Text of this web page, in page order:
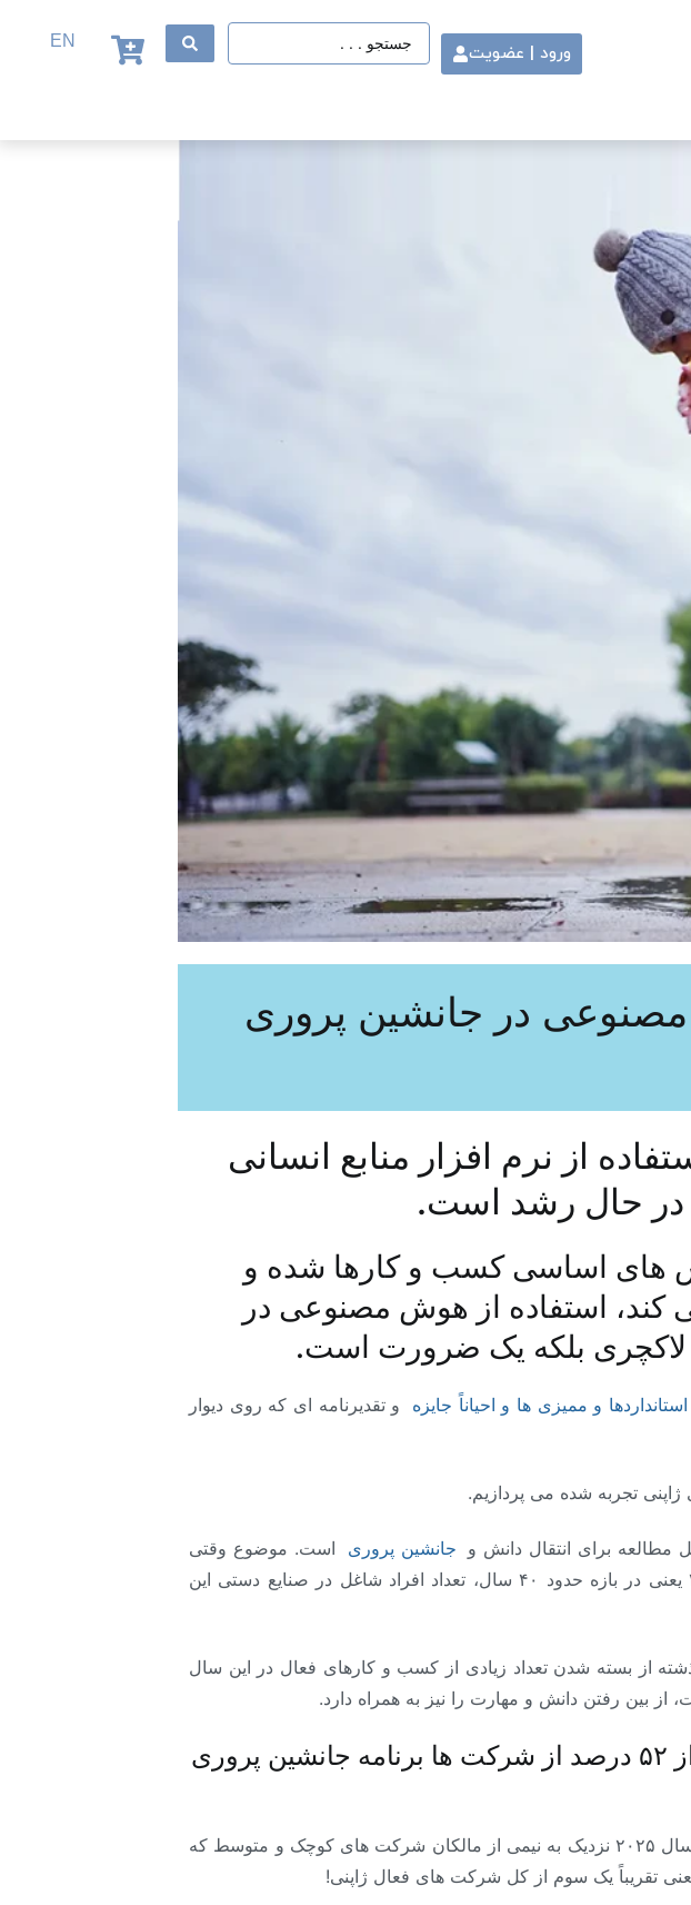
ورود | عضویت
EN
مصنوعی در جانشین پروری
از نرم افزار منابع انسانی
حال رشد است.
های اساسی کسب و کارها شده و
کند، استفاده از هوش مصنوعی در
لاکچری بلکه یک ضرورت است.
و ممیزی ها و احیاناً جایزه
و تقدیرنامه ای که روی دیوار
تجربه شده می پردازیم.
مطالعه برای انتقال دانش و جانشین پروری
است. موضوع وقتی
حیاتی تر می شود که بدانیم طبق گزارش های منتشر شده، از سال ۱۹۸۳ تا ۲۰۱۶ یعنی در بازه حدود ۴۰ سال، تعداد افراد شاغل در صنایع دستی این
از ۲۸۰ هزار نفر به حدود ۶۰ هزار نفر است. گذشته از بسته شدن تعداد زیادی از کسب و کارهای فعال در این سال
بین رفتن دانش و مهارت را نیز به همراه دارد.
بر اساس نتایج تحقیقی که در سال ۲۰۲۴ انجام شد، بیش از ۵۲ درصد از شرکت ها برنامه جانشین پروری
علاوه بر این آژانس کسب و کارهای کوچک و متوسط ژاپنی برآورد کرده است که تا سال ۲۰۲۵ نزدیک به نیمی از مالکان شرکت های کوچک و متوسط که
تقریباً یک سوم از کل شرکت های فعال ژاپنی!